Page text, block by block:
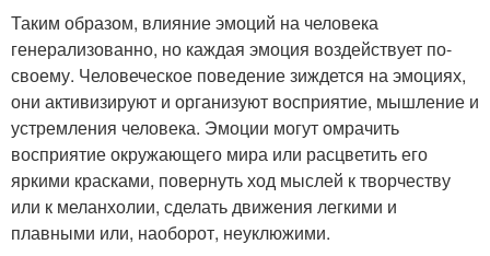
Таким образом, влияние эмоций на человека
генерализованно, но каждая эмоция воздействует по-
своему. Человеческое поведение зиждется на эмоциях,
они активизируют и организуют восприятие, мышление и
устремления человека. Эмоции могут омрачить
восприятие окружающего мира или расцветить его
яркими красками, повернуть ход мыслей к творчеству
или к меланхолии, сделать движения легкими и
плавными или, наоборот, неуклюжими.